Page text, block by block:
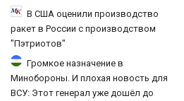
В США оценили производство
ракет в России с производством
"Пэтриотов"
Громкое назначение в
Минобороны. И плохая новость для
ВСУ: Этот генерал уже дошёл до